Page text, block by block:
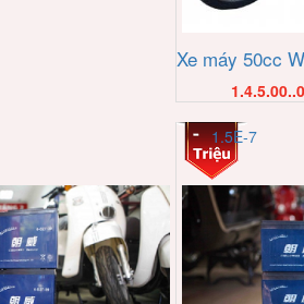
Xe máy 50cc
1.5E-7